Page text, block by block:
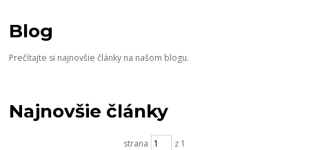
Blog
Prečítajte si najnovšie články na našom blogu.
Najnovšie články
strana z 1